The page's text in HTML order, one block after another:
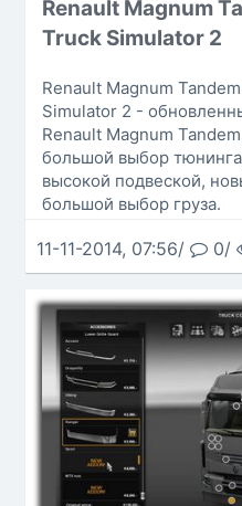
Renault Magnum
Truck Simulator 2
Renault Magnum
Simulator 2 -
Renault Magnum
большой выбор
высокой подвеской,
большой выбор груза.
11-11-2014, 07:56/ 0/